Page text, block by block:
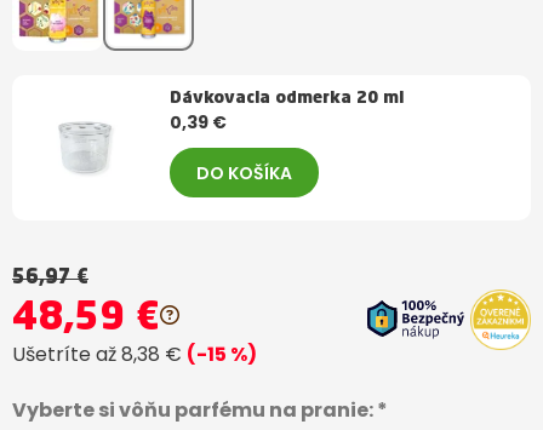
Dávkovacia odmerka 20 ml
0,39 €
DO KOŠÍKA
56,97 €
48,59 €
Ušetríte až 8,38 € (-15 %)
Vyberte si vôňu parfému na pranie: *